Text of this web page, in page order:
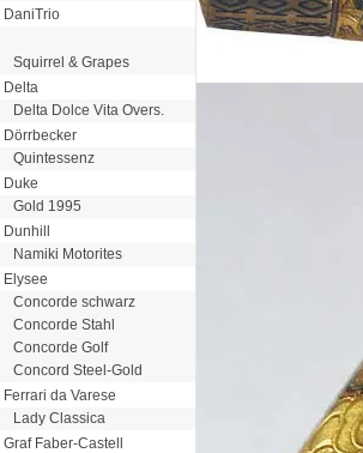
DaniTrio
Squirrel & Grapes
Delta
Delta Dolce Vita Overs.
Dörrbecker
Quintessenz
Duke
Gold 1995
Dunhill
Namiki Motorites
Elysee
Concorde schwarz
Concorde Stahl
Concorde Golf
Concord Steel-Gold
Ferrari da Varese
Lady Classica
Graf Faber-Castell